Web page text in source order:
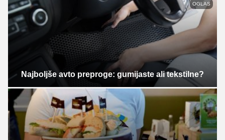
OGLAS
Najboljše avto preproge: gumijaste ali tekstilne?